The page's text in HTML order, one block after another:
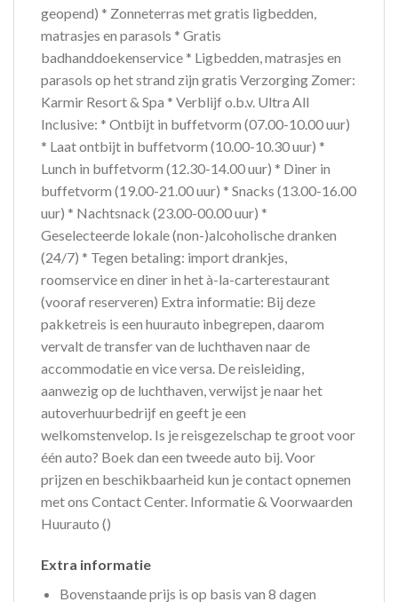
geopend) * Zonneterras met gratis ligbedden,
matrasjes en parasols * Gratis
badhanddoekenservice * Ligbedden, matrasjes en
parasols op het strand zijn gratis Verzorging Zomer:
Karmir Resort & Spa * Verblijf o.b.v. Ultra All
Inclusive: * Ontbijt in buffetvorm (07.00-10.00 uur)
* Laat ontbijt in buffetvorm (10.00-10.30 uur) *
Lunch in buffetvorm (12.30-14.00 uur) * Diner in
buffetvorm (19.00-21.00 uur) * Snacks (13.00-16.00
uur) * Nachtsnack (23.00-00.00 uur) *
Geselecteerde lokale (non-)alcoholische dranken
(24/7) * Tegen betaling: import drankjes,
roomservice en diner in het à-la-carterestaurant
(vooraf reserveren) Extra informatie: Bij deze
pakketreis is een huurauto inbegrepen, daarom
vervalt de transfer van de luchthaven naar de
accommodatie en vice versa. De reisleiding,
aanwezig op de luchthaven, verwijst je naar het
autoverhuurbedrijf en geeft je een
welkomstenvelop. Is je reisgezelschap te groot voor
één auto? Boek dan een tweede auto bij. Voor
prijzen en beschikbaarheid kun je contact opnemen
met ons Contact Center. Informatie & Voorwaarden
Huurauto ()
Extra informatie
Bovenstaande prijs is op basis van 8 dagen